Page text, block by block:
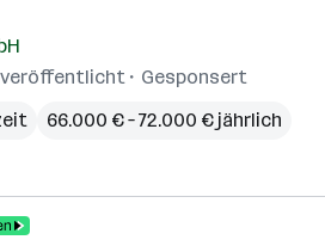
veröffentlicht
Gesponsert
66.000 € – 72.000 € jährlich